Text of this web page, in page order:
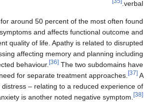
Apathy accounts for around 50 percent of the
negative symptoms and affects
subsequent quality of life. Apathy is
cognitive processing affecting memory and
goal-directed behaviour.
The two
suggested a need for separate treatment
lack of distress – relating to a
depression and anxiety is another noted